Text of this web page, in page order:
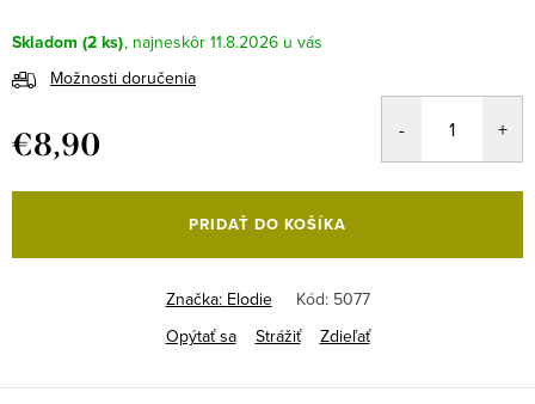
Skladom (2 ks)
11.8.2026
Možnosti doručenia
€8,90
cena:
PRIDAŤ DO KOŠÍKA
Značka: Elodie Kód: 5077
Opýtať sa
Strážiť Zdieľať